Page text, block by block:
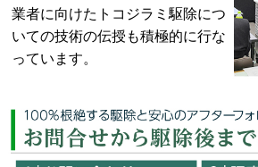
業者に向けたトコジラミ駆除につ
いての技術の伝授も積極的に行な
っています。